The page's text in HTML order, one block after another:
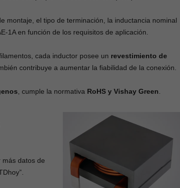
montaje, el tipo de terminación, la inductancia nominal
1A en función de los requisitos de aplicación.
cada inductor posee un revestimiento de
contribuye a aumentar la fiabilidad de la conexión.
, cumple la normativa RoHS y Vishay Green
más datos de